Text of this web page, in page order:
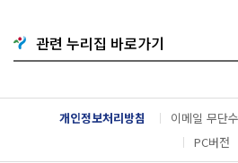
기
G
o
g
l
e
관련 누리집 바로가기
개인정보처리방침 이메일 무단
PC버전